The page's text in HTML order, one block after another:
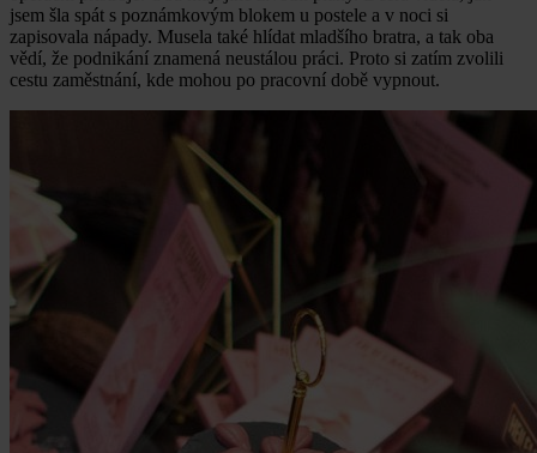
jsem šla spát s poznámkovým blokem u postele a v noci si
zapisovala nápady. Musela také hlídat mladšího bratra, a tak oba
vědí, že podnikání znamená neustálou práci. Proto si zatím zvolili
cestu zaměstnání, kde mohou po pracovní době vypnout.